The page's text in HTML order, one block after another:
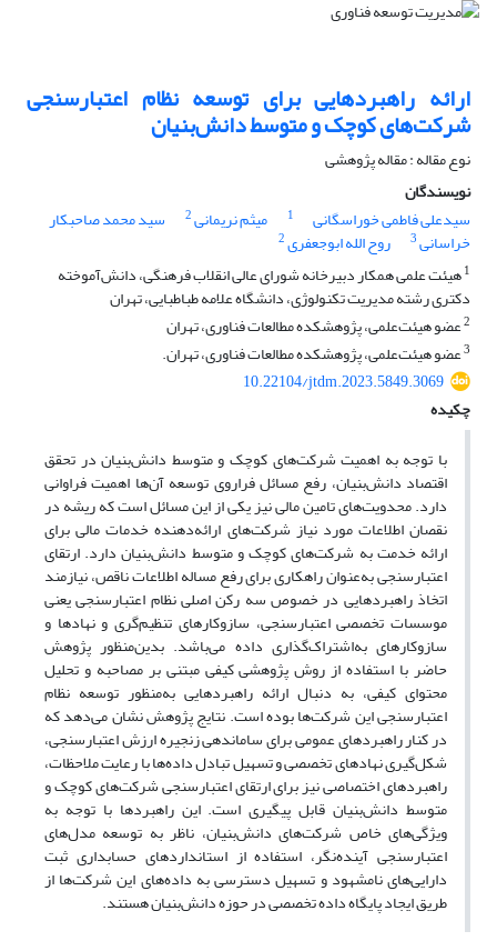
ارائه راهبردهایی برای توسعه نظام اعتبارسنجی
شرکت‌های کوچک و متوسط دانش‌بنیان
نوع مقاله : مقاله پژوهشی
نویسندگان
سیدعلی فاطمی خوراسگانی
1 میثم نریمانی2 سید محمد صاحبکار
خراسانی3 روح الله ابوجعفری2
1هیئت علمی همکار دبیرخانه شورای عالی انقلاب فرهنگی، دانش‌آموخته
دکتری رشته مدیریت تکنولوژی، دانشگاه علامه طباطبایی، تهران
2عضو هیئت‌علمی، پژوهشکده مطالعات فناوری، تهران
3عضو هیئت‌علمی، پژوهشکده مطالعات فناوری، تهران.
10.22104/jtdm.2023.5849.3069
چکیده
با توجه به اهمیت شرکت‌های کوچک و متوسط دانش‌بنیان در تحقق
اقتصاد دانش‌بنیان، رفع مسائل فراروی توسعه آن‌ها اهمیت فراوانی
دارد. محدویت‌های تامین مالی نیز یکی از این مسائل است که ریشه در
نقصان اطلاعات مورد نیاز شرکت‌های ارائه‌دهنده خدمات مالی برای
ارائه خدمت به شرکت‌های کوچک و متوسط دانش‌بنیان دارد. ارتقای
اعتبارسنجی به‌عنوان راهکاری برای رفع مساله اطلاعات ناقص، نیازمند
اتخاذ راهبردهایی در خصوص سه رکن اصلی نظام اعتبارسنجی یعنی
موسسات تخصصی اعتبارسنجی، سازوکارهای تنظیم‌گری و نهادها و
سازوکارهای به‌اشتراک‌گذاری داده می‌باشد. بدین‌منظور پژوهش
حاضر با استفاده از روش پژوهشی کیفی مبتنی بر مصاحبه و تحلیل
محتوای کیفی، به دنبال ارائه راهبردهایی به‌منظور توسعه نظام
اعتبارسنجی این شرکت‌ها بوده است. نتایج پژوهش نشان می‌دهد که
در کنار راهبردهای عمومی برای ساماندهی زنجیره ارزش اعتبارسنجی،
شکل‌گیری نهادهای تخصصی و تسهیل تبادل داده‌ها با رعایت ملاحظات،
راهبردهای اختصاصی نیز برای ارتقای اعتبارسنجی شرکت‌های کوچک و
متوسط دانش‌بنیان قابل پیگیری است. این راهبردها با توجه به
ویژگی‌های خاص شرکت‌های دانش‌بنیان، ناظر به توسعه مدل‌های
اعتبارسنجی آینده‌نگر، استفاده از استانداردهای حسابداری ثبت
دارایی‌های نامشهود و تسهیل دسترسی به داده‌های این شرکت‌ها از
طریق ایجاد پایگاه داده تخصصی در حوزه دانش‌بنیان هستند.